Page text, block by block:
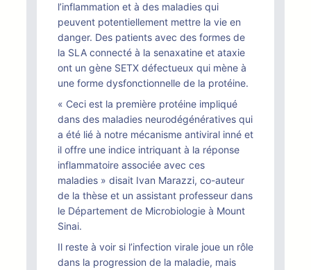
l’inflammation et à des maladies qui
peuvent potentiellement mettre la vie en
danger. Des patients avec des formes de
la SLA connecté à la senaxatine et ataxie
ont un gène SETX défectueux qui mène à
une forme dysfonctionnelle de la protéine.
« Ceci est la première protéine impliqué
dans des maladies neurodégénératives qui
a été lié à notre mécanisme antiviral inné et
il offre une indice intriquant à la réponse
inflammatoire associée avec ces
maladies » disait Ivan Marazzi, co-auteur
de la thèse et un assistant professeur dans
le Département de Microbiologie à Mount
Sinai.
Il reste à voir si l’infection virale joue un rôle
dans la progression de la maladie, mais